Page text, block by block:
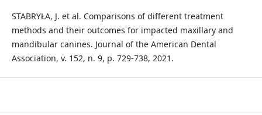
STABRYŁA, J. et al. Comparisons of different treatment
methods and their outcomes for impacted maxillary and
mandibular canines. Journal of the American Dental
Association, v. 152, n. 9, p. 729-738, 2021.